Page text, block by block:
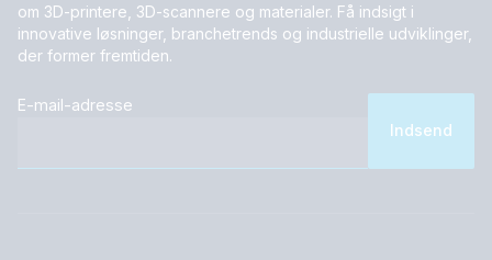
om 3D-printere, 3D-scannere og materialer. Få indsigt i
innovative løsninger, branchetrends og industrielle udviklinger,
der former fremtiden.
E-mail-adresse